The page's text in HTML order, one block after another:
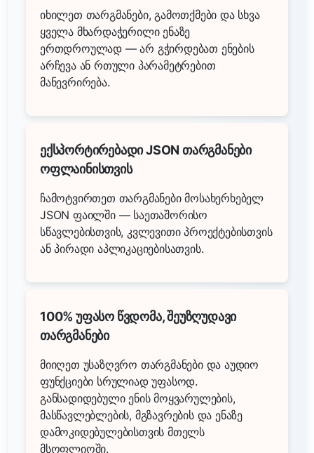
იხილეთ თარგმანები, გამოთქმები და სხვა
ყველა მხარდაჭერილი ენაზე
ერთდროულად — არ გჭირდებათ ენების
არჩევა ან რთული პარამეტრებით
მანევრირება.
ექსპორტირებადი JSON თარგმანები
ოფლაინისთვის
ჩამოტვირთეთ თარგმანები მოსახერხებელ
JSON ფაილში — საეთაშორისო
სწავლებისთვის, კვლევითი პროექტებისთვის
ან პირადი აპლიკაციებისათვის.
100% უფასო წვდომა, შეუზღუდავი
თარგმანები
მიიღეთ უსაზღვრო თარგმანები და აუდიო
ფუნქციები სრულიად უფასოდ.
განსადიდებული ენის მოყვარულების,
მასწავლებლების, მგზავრების და ენაზე
დამოკიდებულებისთვის მთელს
მსოფლიოში.